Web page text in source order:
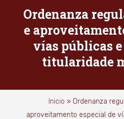
Ordenanza
e
vías públicas e
titularidade
Inicio » Ordenanza
aproveitamento especial de